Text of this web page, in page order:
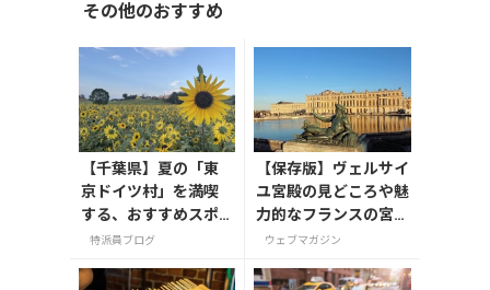
その他のおすすめ
【千葉県】夏の「東
京ドイツ村」を満喫
する、おすすめスポ
ット3選
特派員ブログ
【保存版】ヴェルサイ
ユ宮殿の見どころや魅
力的なフランスの宮
殿/庭園にせまる
ウェブマガジン